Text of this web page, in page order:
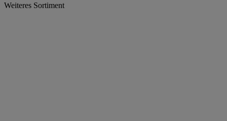
Weiteres Sortiment